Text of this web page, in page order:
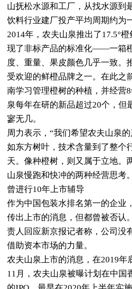
山抚松水源和工厂，从找水源到
饮料行业建厂投产平均周期约为
2014年，农夫山泉推出了17.5°
现了非标产品的标准化——一箱
度、重量、果皮颜色几乎一致。
受欢迎的鲜橙品牌之一。在此之
南学习管理橙树的种植，并经营
泉每年在研的新品超过20个，但
寥无几。
周力表示，“我们希望农夫山泉
如东方树叶，技术含量到了整个
天。像种橙树，则又属于立地。
山泉慢跑和快冲的两种经营思考
曾进行10年上市辅导
作为中国包装水排名第一的企业
传出上市的消息，但都曾被否认
责人回应新京报记者称，公司没
借助资本市场的力量。
农夫山泉上市的消息，在2019年
11月，农夫山泉被曝计划在中国